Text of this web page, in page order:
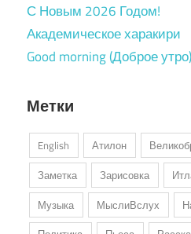
С Новым 2026 Годом!
Академическое харакири
Good morning (Доброе утро)
Метки
English Атилон
Заметка
Зарисовка
Музыка
МыслиВслух